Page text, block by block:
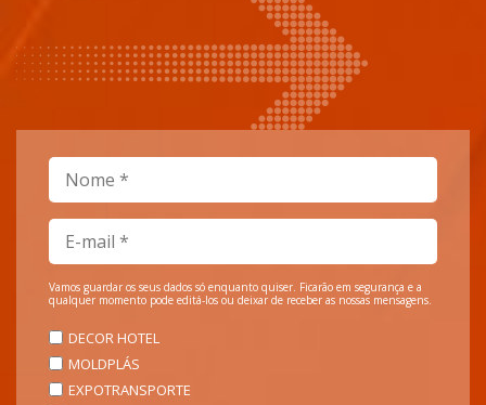
Vamos guardar os seus dados só enquanto quiser. Ficarão em segurança e a
qualquer momento pode editá-los ou deixar de receber as nossas mensagens.
DECOR HOTEL
MOLDPLÁS
EXPOTRANSPORTE